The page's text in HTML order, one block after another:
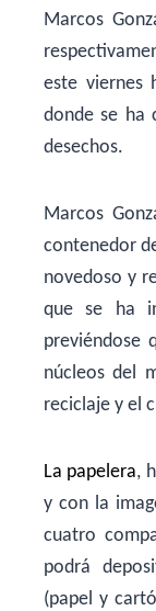
Marcos
este viernes
donde se ha
desechos.
Marcos
contenedor
novedoso y
que se ha
previéndose
núcleos del
reciclaje y el
La papelera,
y con la
cuatro
podrá
(papel y